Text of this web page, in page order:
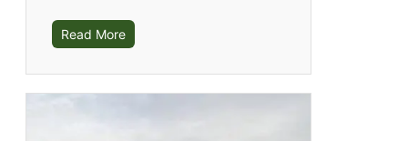
Read More